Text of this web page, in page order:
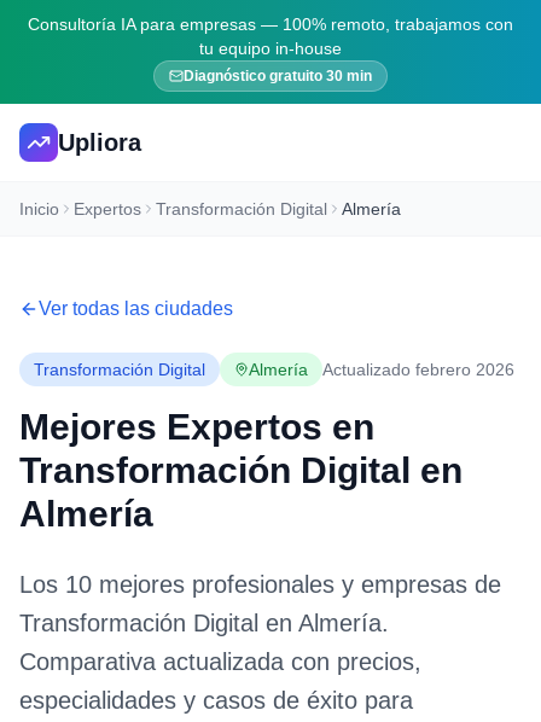
Consultoría IA para empresas — 100% remoto, trabajamos con
tu equipo in-house
Diagnóstico gratuito 30 min
Upliora
Inicio Expertos Transformación Digital Almería
Ver todas las ciudades
Transformación Digital Almería Actualizado febrero 2026
Mejores Expertos en
Transformación Digital en
Almería
Los 10 mejores profesionales y empresas de
Transformación Digital en Almería.
Comparativa actualizada con precios,
especialidades y casos de éxito para